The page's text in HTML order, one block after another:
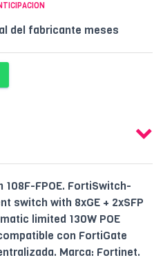
del fabricante meses
FPOE. FortiSwitch-
switch with 8xGE + 2xSFP
limited 130W POE
con FortiGate
Marca: Fortinet.